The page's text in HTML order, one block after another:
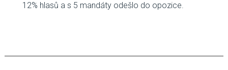
12% hlasů a s 5 mandáty odešlo do opozice.